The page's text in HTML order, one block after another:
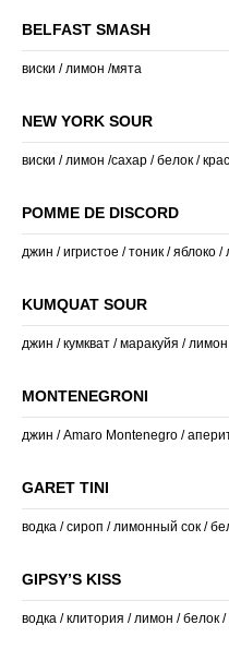
BELFAST SMASH
виски / лимон /мята
NEW YORK SOUR
виски / лимон /сахар / белок /
POMME DE DISCORD
джин / игристое / тоник / яблоко /
KUMQUAT SOUR
джин / кумкват / маракуйя /
MONTENEGRONI
джин / Amaro Montenegro /
GARET TINI
водка / сироп / лимонный сок /
GIPSY’S KISS
водка / клитория / лимон / белок